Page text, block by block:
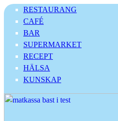
RESTAURANG
CAFÉ
BAR
SUPERMARKET
RECEPT
HÄLSA
KUNSKAP